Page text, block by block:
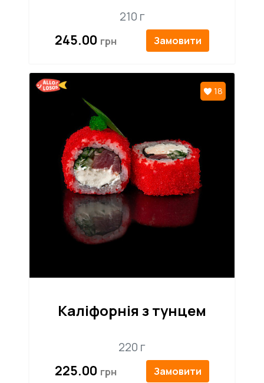
210 г
245.00 Замовити
18
Каліфорнія з тунцем
220 г
225.00 Замовити